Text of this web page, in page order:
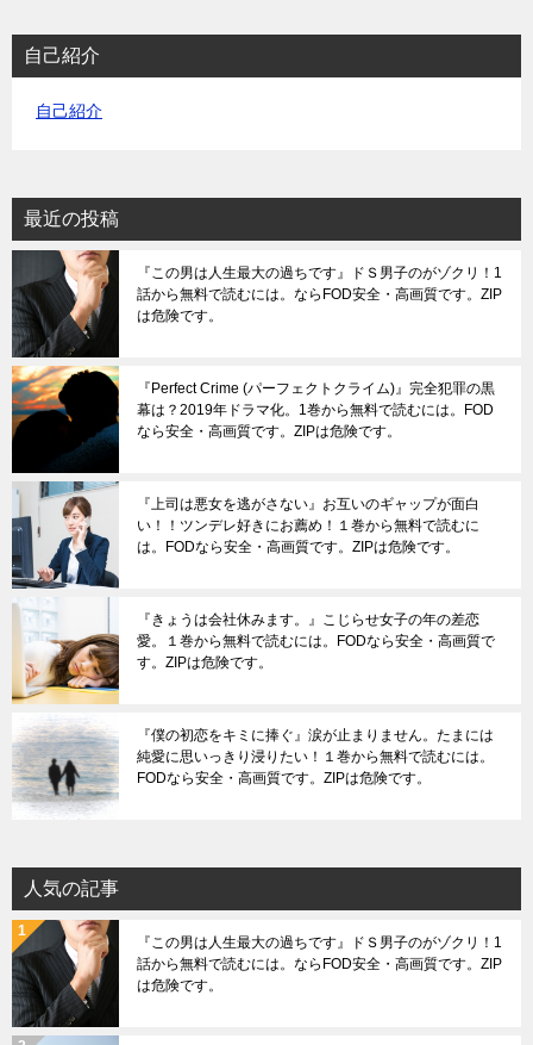
自己紹介
自己紹介
最近の投稿
『この男は人生最大の過ちです』ドＳ男子のがゾクリ！1
話から無料で読むには。ならFOD安全・高画質です。ZIP
は危険です。
『Perfect Crime (パーフェクトクライム)』完全犯罪の黒
幕は？2019年ドラマ化。1巻から無料で読むには。FOD
なら安全・高画質です。ZIPは危険です。
『上司は悪女を逃がさない』お互いのギャップが面白
い！！ツンデレ好きにお薦め！１巻から無料で読むに
は。FODなら安全・高画質です。ZIPは危険です。
『きょうは会社休みます。』こじらせ女子の年の差恋
愛。１巻から無料で読むには。FODなら安全・高画質で
す。ZIPは危険です。
『僕の初恋をキミに捧ぐ』涙が止まりません。たまには
純愛に思いっきり浸りたい！１巻から無料で読むには。
FODなら安全・高画質です。ZIPは危険です。
人気の記事
『この男は人生最大の過ちです』ドＳ男子のがゾクリ！1
話から無料で読むには。ならFOD安全・高画質です。ZIP
は危険です。